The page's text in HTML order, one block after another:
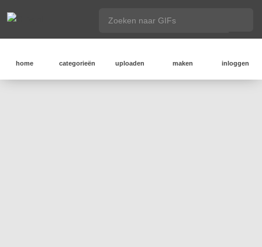
home categorieën uploaden maken inloggen